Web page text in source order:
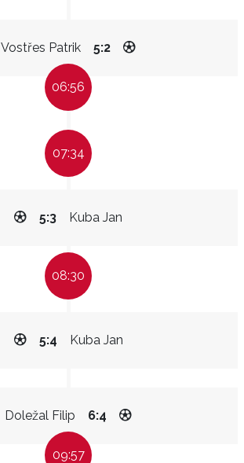
Vostřes Patrik 5:2
06:56
07:34
Kuba Jan
5:3
08:30
Kuba Jan
5:4
Doležal Filip 6:4
09:57